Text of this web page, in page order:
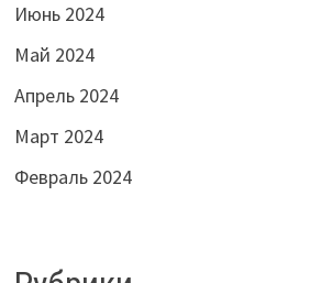
Июнь 2024
Май 2024
Апрель 2024
Март 2024
Февраль 2024